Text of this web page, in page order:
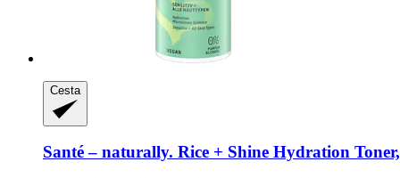
Cesta
Santé – naturally. Rice + Shine Hydration